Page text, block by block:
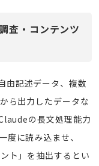
査・コンテンツ
由記述データ、複数
ら出力したデータな
の長文処理能力
に読み込ませ、
ト」を抽出するとい